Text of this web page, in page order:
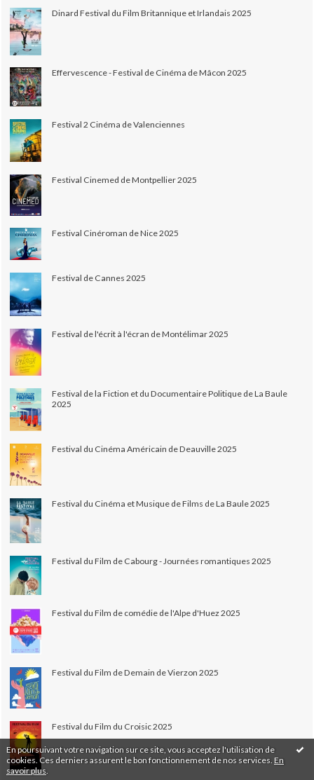
En poursuivant votre navigation sur ce site, vous acceptez l'utilisation de
cookies. Ces derniers assurent le bon fonctionnement de nos services. En
savoir plus
Dinard Festival du Film Britannique et Irlandais 2025
Effervescence - Festival de Cinéma de Mâcon 2025
Festival 2 Cinéma de Valenciennes
Festival Cinemed de Montpellier 2025
Festival Cinéroman de Nice 2025
Festival de Cannes 2025
Festival de l'écrit à l'écran de Montélimar 2025
Festival de la Fiction et du Documentaire Politique de La Baule
2025
Festival du Cinéma Américain de Deauville 2025
Festival du Cinéma et Musique de Films de La Baule 2025
Festival du Film de Cabourg - Journées romantiques 2025
Festival du Film de comédie de l'Alpe d'Huez 2025
Festival du Film de Demain de Vierzon 2025
Festival du Film du Croisic 2025